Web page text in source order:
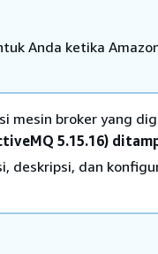
Anda ketika
mesin broker yang
5.15.16)
deskripsi, dan